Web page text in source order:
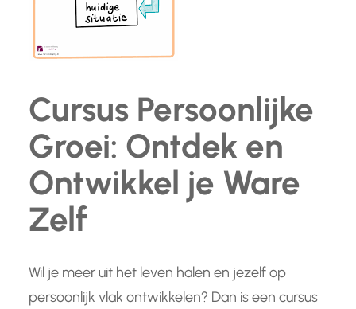
Cursus Persoonlijke
Groei: Ontdek en
Ontwikkel je Ware
Zelf
Wil je meer uit het leven halen en jezelf op
persoonlijk vlak ontwikkelen? Dan is een cursus